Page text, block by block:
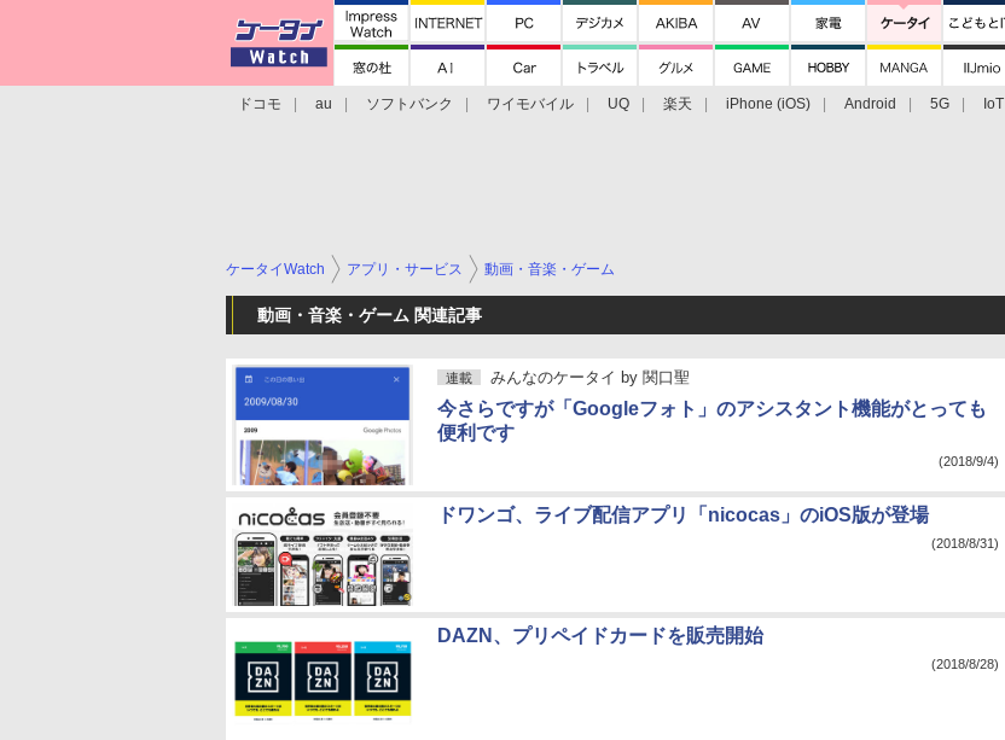
ドコモ au ソフトバンク ワイモバイル UQ 楽天 iPhone (iOS) Android 5G IoT
ケータイWatch アプリ・サービス 動画・音楽・ゲーム
動画・音楽・ゲーム 関連記事
連載 みんなのケータイ by 関口聖
今さらですが「Googleフォト」のアシスタント機能がとっても
便利です
(2018/9/4)
ドワンゴ、ライブ配信アプリ「nicocas」のiOS版が登場
(2018/8/31)
DAZN、プリペイドカードを販売開始
(2018/8/28)